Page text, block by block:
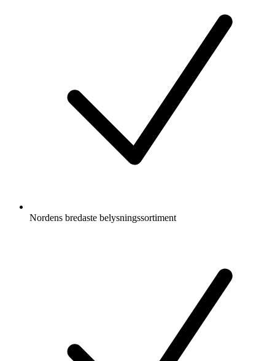
Nordens bredaste belysningssortiment